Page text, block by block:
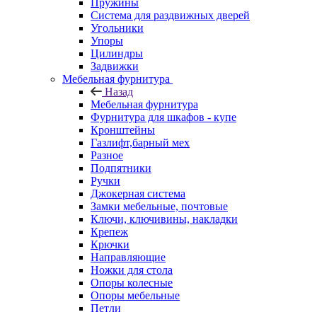
Пружины
Система для раздвижных дверей
Угольники
Упоры
Цилиндры
Задвижки
Мебельная фурнитура
Назад
Мебельная фурнитура
Фурнитура для шкафов - купе
Кронштейны
Газлифт,барный мех
Разное
Подпятники
Ручки
Джокерная система
Замки мебельные, почтовые
Ключи, ключивины, накладки
Крепеж
Крючки
Направляющие
Ножки для стола
Опоры колесные
Опоры мебельные
Петли